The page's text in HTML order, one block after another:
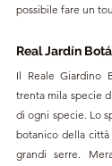
possibile fare un
Real Jardín
Il Reale Giardino
trenta mila specie
di ogni specie. Lo
botanico della
grandi serre.